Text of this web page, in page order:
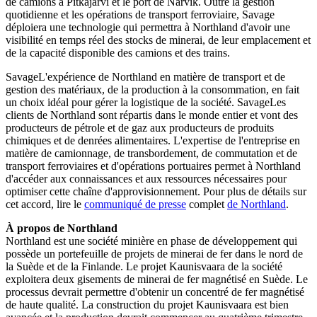
quotidienne et les opérations de transport ferroviaire, Savage
déploiera une technologie qui permettra à Northland d'avoir une
visibilité en temps réel des stocks de minerai, de leur emplacement et
de la capacité disponible des camions et des trains.
SavageL'expérience de Northland en matière de transport et de
gestion des matériaux, de la production à la consommation, en fait
un choix idéal pour gérer la logistique de la société. SavageLes
clients de Northland sont répartis dans le monde entier et vont des
producteurs de pétrole et de gaz aux producteurs de produits
chimiques et de denrées alimentaires. L'expertise de l'entreprise en
matière de camionnage, de transbordement, de commutation et de
transport ferroviaires et d'opérations portuaires permet à Northland
d'accéder aux connaissances et aux ressources nécessaires pour
optimiser cette chaîne d'approvisionnement. Pour plus de détails sur
cet accord, lire le communiqué de presse complet de Northland.
À propos de Northland
Northland est une société minière en phase de développement qui
possède un portefeuille de projets de minerai de fer dans le nord de
la Suède et de la Finlande. Le projet Kaunisvaara de la société
exploitera deux gisements de minerai de fer magnétisé en Suède. Le
processus devrait permettre d'obtenir un concentré de fer magnétisé
de haute qualité. La construction du projet Kaunisvaara est bien